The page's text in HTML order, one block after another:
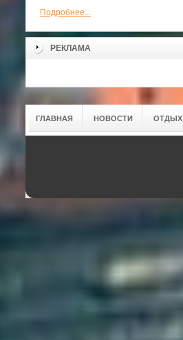
Подробнее...
РЕКЛАМА
ГЛАВНАЯ НОВОСТИ ОТДЫХ